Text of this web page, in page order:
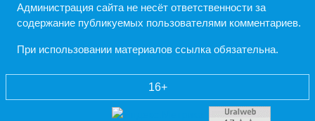
Администрация cайта не несёт ответственности за
содержание публикуемых пользователями комментариев.
При использовании материалов ссылка обязательна.
16+